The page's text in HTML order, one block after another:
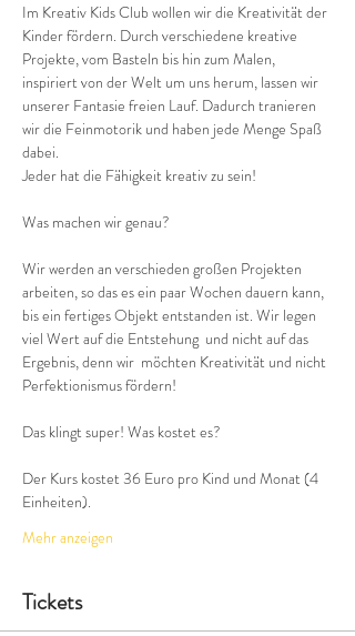
Im Kreativ Kids Club wollen wir die Kreativität der
Kinder fördern. Durch verschiedene kreative
Projekte, vom Basteln bis hin zum Malen,
inspiriert von der Welt um uns herum, lassen wir
unserer Fantasie freien Lauf. Dadurch tranieren
wir die Feinmotorik und haben jede Menge Spaß
dabei.
Jeder hat die Fähigkeit kreativ zu sein!
Wir werden an verschieden großen Projekten
arbeiten, so das es ein paar Wochen dauern kann,
bis ein fertiges Objekt entstanden ist. Wir legen
viel Wert auf die Entstehung  und nicht auf das
Ergebnis, denn wir  möchten Kreativität und nicht
Perfektionismus fördern!
Der Kurs kostet 36 Euro pro Kind und Monat (4
Einheiten).
Mehr anzeigen
Tickets